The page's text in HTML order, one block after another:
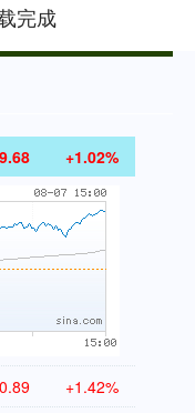
完成
+1.02%
+1.42%